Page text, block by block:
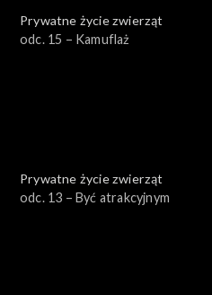
Prywatne życie zwierząt
odc. 15 – Kamuflaż
Prywatne życie zwierząt
odc. 13 – Być atrakcyjnym